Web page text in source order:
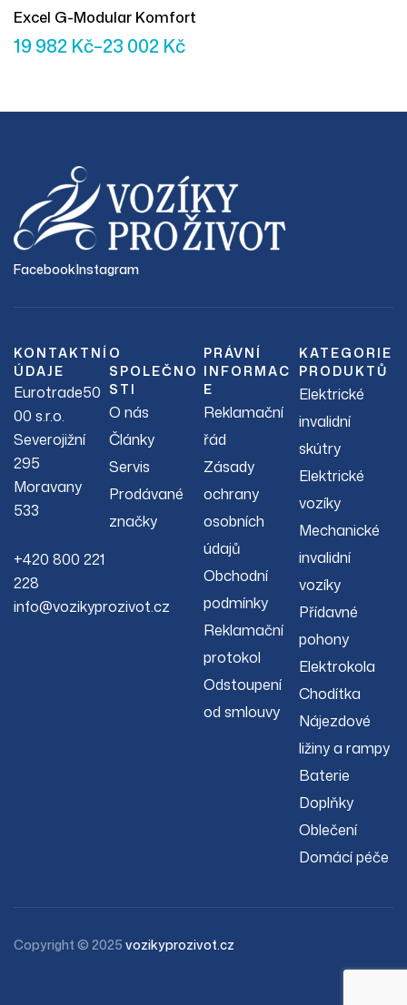
Excel G-Modular Komfort
19 982 Kč–23 002 Kč
FacebookInstagram
KONTAKTNÍ
ÚDAJE
Eurotrade50
00 s.r.o.
Severojižní
295
Moravany
533
+420 800 221
228
info@vozikyprozivot.cz
O
SPOLEČNO
STI
O nás
Články
Servis
Prodávané
značky
PRÁVNÍ
INFORMAC
E
Reklamační
řád
Zásady
ochrany
osobních
údajů
Obchodní
podmínky
Reklamační
protokol
Odstoupení
od smlouvy
KATEGORIE
PRODUKTŮ
Elektrické
invalidní
skútry
Elektrické
vozíky
Mechanické
invalidní
vozíky
Přídavné
pohony
Elektrokola
Chodítka
Nájezdové
ližiny a rampy
Baterie
Doplňky
Oblečení
Domácí péče
Copyright © 2025 vozikyprozivot.cz